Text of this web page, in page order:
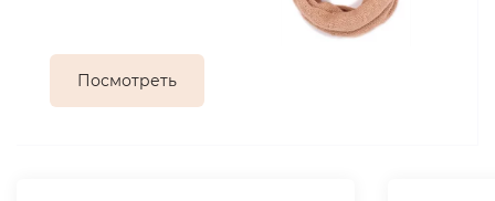
Посмотреть